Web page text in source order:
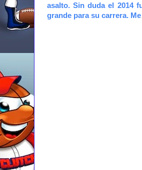
asalto. Sin duda el 2014
grande para su carrera.